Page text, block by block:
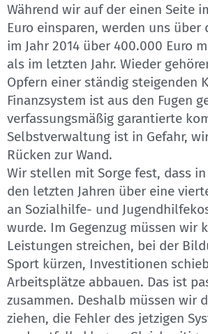
Während wir auf der einen Seite
Euro einsparen, werden uns über
im Jahr 2014 über 400.000 Euro
als im letzten Jahr. Wieder
Opfern einer ständig steigenden
Finanzsystem ist aus den Fugen
verfassungsmäßig garantierte
Selbstverwaltung ist in Gefahr,
Rücken zur Wand.
Wir stellen mit Sorge fest, dass
den letzten Jahren über eine
an Sozialhilfe- und
wurde. Im Gegenzug müssen wir
Leistungen streichen, bei der
Sport kürzen, Investitionen
Arbeitsplätze abbauen. Das ist
zusammen. Deshalb müssen wir
ziehen, die Fehler des jetzigen